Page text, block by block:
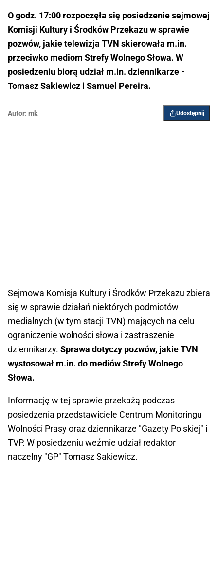
O godz. 17:00 rozpoczęła się posiedzenie sejmowej
Komisji Kultury i Środków Przekazu w sprawie
pozwów, jakie telewizja TVN skierowała m.in.
przeciwko mediom Strefy Wolnego Słowa. W
posiedzeniu biorą udział m.in. dziennikarze -
Tomasz Sakiewicz i Samuel Pereira.
Autor: mk Udostępnij
Sejmowa Komisja Kultury i Środków Przekazu zbiera
się w sprawie działań niektórych podmiotów
medialnych (w tym stacji TVN) mających na celu
ograniczenie wolności słowa i zastraszenie
dziennikarzy. Sprawa dotyczy pozwów, jakie TVN
wystosował m.in. do mediów Strefy Wolnego
Słowa.
Informację w tej sprawie przekażą podczas
posiedzenia przedstawiciele Centrum Monitoringu
Wolności Prasy oraz dziennikarze "Gazety Polskiej" i
TVP. W posiedzeniu weźmie udział redaktor
naczelny "GP" Tomasz Sakiewicz.